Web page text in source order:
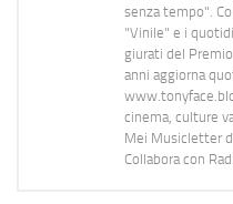
senza tempo".
"Vinile" e i
giurati del
anni aggiorna
cinema, culture
Mei Musicletter
Collabora con